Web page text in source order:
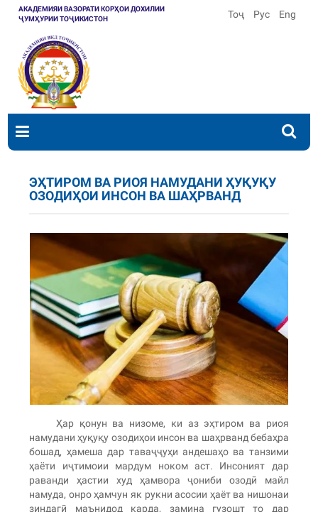
АКАДЕМИЯИ ВАЗОРАТИ КОРҲОИ ДОХИЛИИ
ҶУМҲУРИИ ТОҶИКИСТОН
Тоҷ Рус Eng
ЭҲТИРОМ ВА РИОЯ НАМУДАНИ ҲУҚУҚУ
ОЗОДИҲОИ ИНСОН ВА ШАҲРВАНД
Ҳар қонун ва низоме, ки аз эҳтиром ва риоя
намудани ҳуқуқу озодиҳои инсон ва шаҳрванд бебаҳра
бошад, ҳамеша дар таваҷҷуҳи андешаҳо ва танзими
ҳаёти иҷтимоии мардум ноком аст. Инсоният дар
раванди ҳастии худ ҳамвора ҷониби озодӣ майл
намуда, онро ҳамчун як рукни асосии ҳаёт ва нишонаи
зиндагӣ маънидод карда, замина гузошт то дар